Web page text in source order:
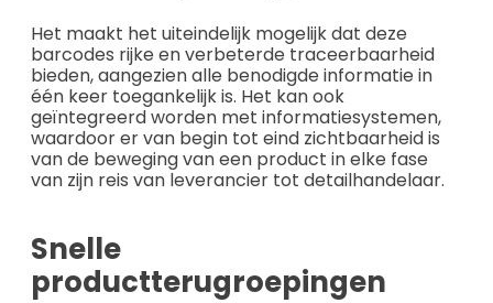
Het maakt het uiteindelijk mogelijk dat deze
barcodes rijke en verbeterde traceerbaarheid
bieden, aangezien alle benodigde informatie in
één keer toegankelijk is. Het kan ook
geïntegreerd worden met informatiesystemen,
waardoor er van begin tot eind zichtbaarheid is
van de beweging van een product in elke fase
van zijn reis van leverancier tot detailhandelaar.
Snelle
productterugroepingen